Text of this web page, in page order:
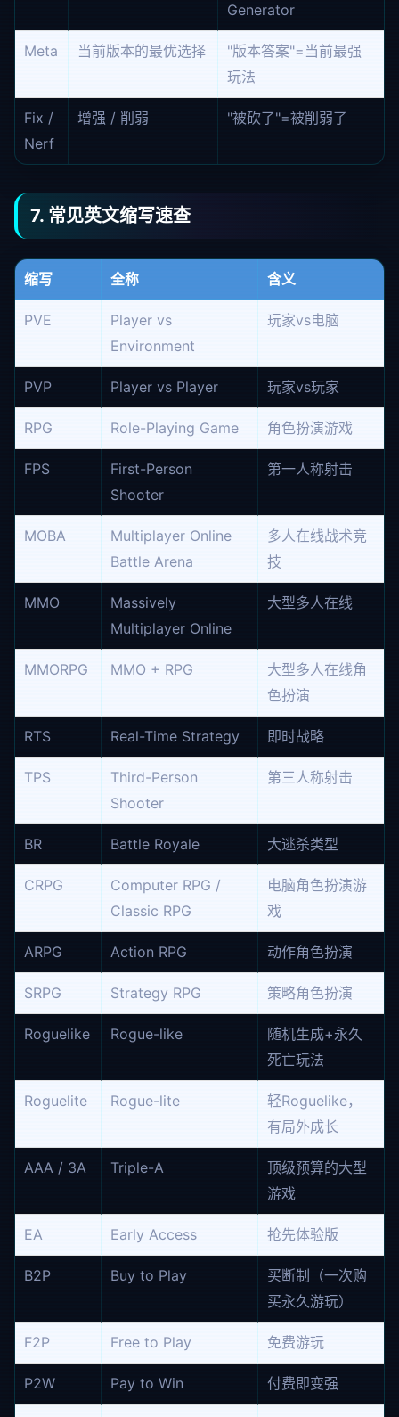
Generator
Meta 当前版本的最优选择
"版本答案"=当前最强
玩法
Fix /
Nerf
增强 / 削弱 "被砍了"=被削弱了
7. 常见英文缩写速查
缩写 全称 含义
PVE
Player vs
Environment
玩家vs电脑
PVP Player vs Player 玩家vs玩家
RPG Role-Playing Game 角色扮演游戏
FPS
First-Person
Shooter
第一人称射击
MOBA
Multiplayer Online
Battle Arena
多人在线战术竞
技
MMO
Massively
Multiplayer Online
大型多人在线
MMORPG MMO + RPG
大型多人在线角
色扮演
RTS Real-Time Strategy 即时战略
TPS
Third-Person
Shooter
第三人称射击
BR Battle Royale 大逃杀类型
CRPG
Computer RPG /
Classic RPG
电脑角色扮演游
戏
ARPG Action RPG 动作角色扮演
SRPG Strategy RPG 策略角色扮演
Roguelike Rogue-like
随机生成+永久
死亡玩法
Roguelite Rogue-lite
轻Roguelike，
有局外成长
AAA / 3A Triple-A
顶级预算的大型
游戏
EA Early Access 抢先体验版
B2P Buy to Play
买断制（一次购
买永久游玩）
F2P Free to Play 免费游玩
P2W Pay to Win 付费即变强